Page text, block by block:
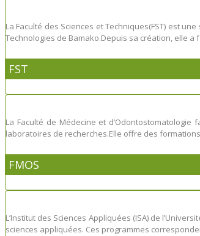
La Faculté des Sciences et Techniques(FST) est
Technologies de Bamako.Depuis sa création, elle
FST
La Faculté de Médecine et
laboratoires de recherches.Elle offre des
FMOS
L’Institut des Sciences Appliquées (ISA) de
sciences appliquées. Ces programmes